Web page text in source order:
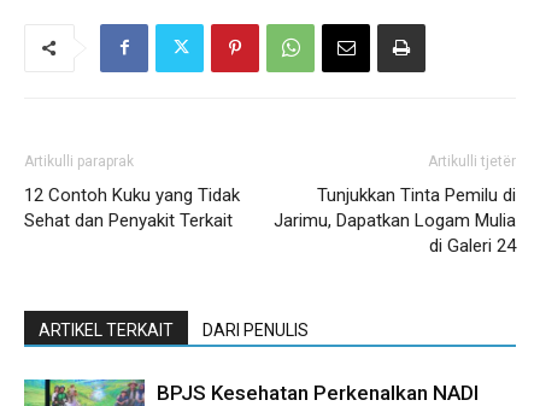
Artikulli paraprak
12 Contoh Kuku yang Tidak
Sehat dan Penyakit Terkait
Artikulli tjetër
Tunjukkan Tinta Pemilu di
Jarimu, Dapatkan Logam Mulia
di Galeri 24
ARTIKEL TERKAIT DARI PENULIS
BPJS Kesehatan Perkenalkan NADI